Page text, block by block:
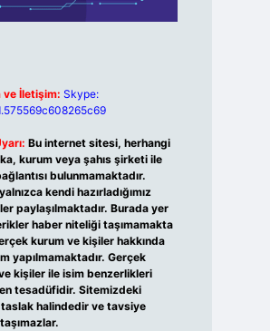
ve İletişim: Skype:
Bu internet sitesi, herhangi
kurum veya şahıs şirketi ile
bulunmamaktadır.
kendi hazırladığımız
paylaşılmaktadır. Burada yer
haber niteliği taşımamakta
kurum ve kişiler hakkında
yapılmamaktadır. Gerçek
kişiler ile isim benzerlikleri
tesadüfidir. Sitemizdeki
halindedir ve tavsiye